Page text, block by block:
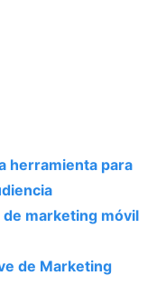
herramienta para
de marketing móvil
de Marketing